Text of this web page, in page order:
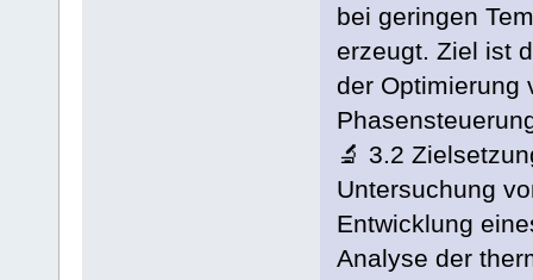
bei geringen
erzeugt. Ziel ist
der Optimierung
🔬 3.2
Untersuchung
Entwicklung
Analyse der